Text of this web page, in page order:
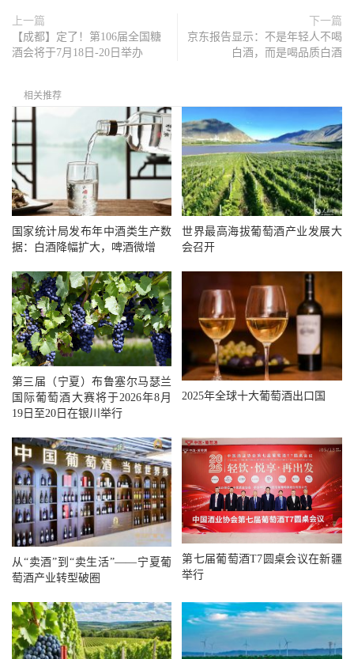
上一篇
【成都】定了！第106届全国糖
酒会将于7月18日-20日举办
下一篇
京东报告显示：不是年轻人不喝
白酒，而是喝品质白酒
相关推荐
国家统计局发布年中酒类生产数
据：白酒降幅扩大，啤酒微增
世界最高海拔葡萄酒产业发展大
会召开
第三届（宁夏）布鲁塞尔马瑟兰
国际葡萄酒大赛将于2026年8月
19日至20日在银川举行
2025年全球十大葡萄酒出口国
从“卖酒”到“卖生活”——宁夏葡
萄酒产业转型破圈
第七届葡萄酒T7圆桌会议在新疆
举行